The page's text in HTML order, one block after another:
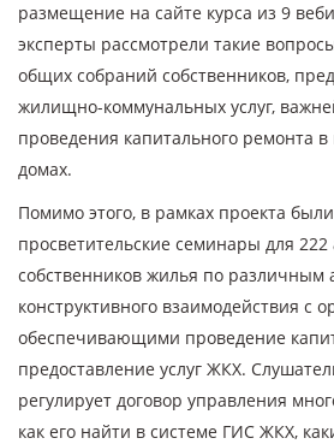
размещение на сайте курса из 9
эксперты рассмотрели такие
общих собраний собственников,
жилищно-коммунальных услуг,
проведения капитального ремонта
домах.
Помимо этого, в рамках проекта
просветительские семинары для
собственников жилья по различным
конструктивного взаимодействия с
обеспечивающими проведение
предоставление услуг ЖКХ.
регулирует договор управления
как его найти в системе ГИС ЖКХ,